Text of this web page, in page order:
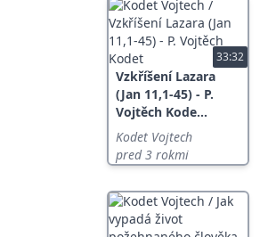
33:32
Vzkříšení Lazara
(Jan 11,1-45) - P.
Vojtěch Kode...
Kodet Vojtech
pred 3 rokmi